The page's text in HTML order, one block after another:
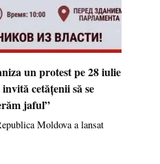
un protest pe 28 iulie
cetățenii să se
jaful”
Moldova a lansat